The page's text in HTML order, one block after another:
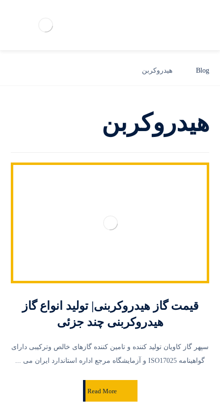
Blog هیدروکربن
هیدروکربن
قیمت گاز هیدروکربنی| تولید انواع گاز
هیدروکربنی چند جزئی
سپهر گاز کاویان تولید کننده و تامین کننده گازهای خالص وترکیبی دارای
گواهینامه ISO17025 و آزمایشگاه مرجع اداره استاندارد ایران می ...
Read More